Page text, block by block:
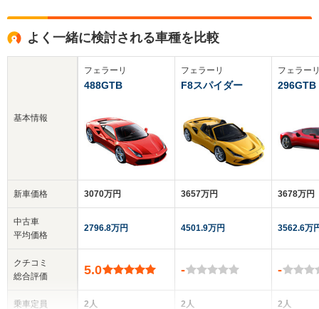
よく一緒に検討される車種を比較
基本情報
新車価格
中古車
平均価格
クチコミ
総合評価
乗車定員
フェラーリ
488GTB
3070万円
2796.8万円
5.0
2人
フェラーリ
F8スパイダー
3657万円
4501.9万円
-
2人
フェラー
296GTB
3678万円
3562.6万
-
2人